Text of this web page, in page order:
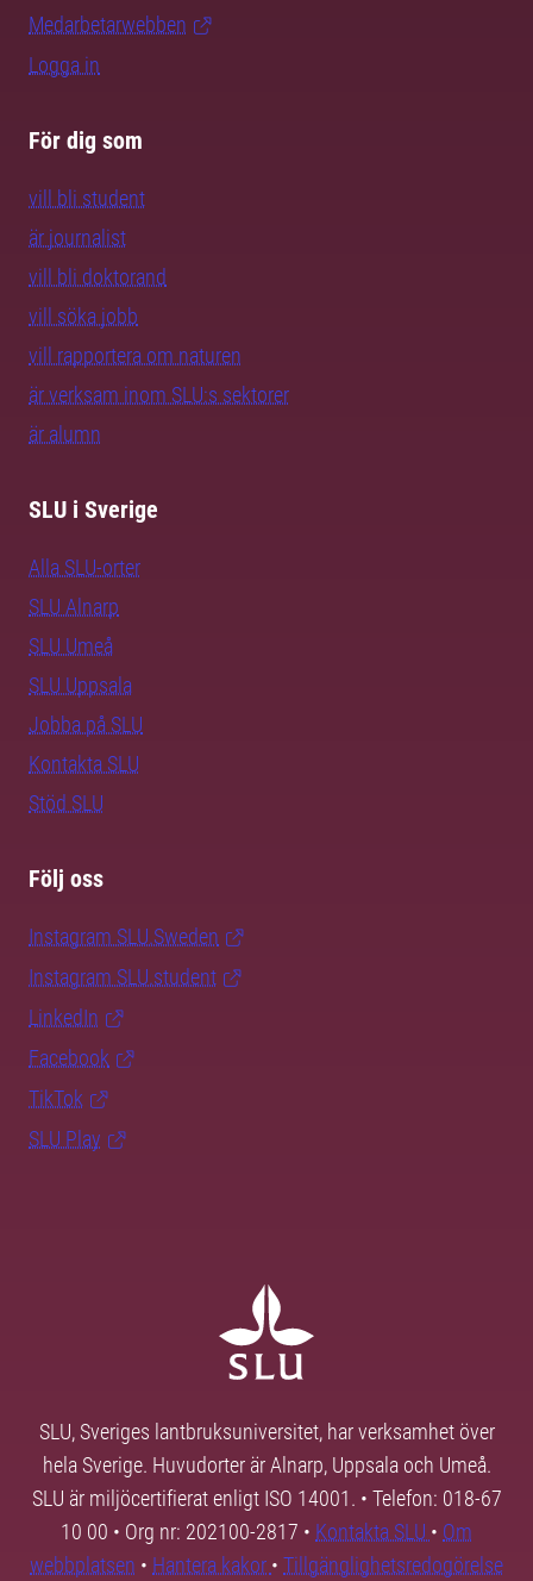
Medarbetarwebben
Logga in
För dig som
vill bli student
är journalist
vill bli doktorand
vill söka jobb
vill rapportera om naturen
är verksam inom SLU:s sektorer
är alumn
SLU i Sverige
Alla SLU-orter
SLU Alnarp
SLU Umeå
SLU Uppsala
Jobba på SLU
Kontakta SLU
Stöd SLU
Följ oss
Instagram SLU.Sweden
Instagram SLU.student
LinkedIn
Facebook
TikTok
SLU Play
SLU, Sveriges lantbruksuniversitet, har verksamhet över
hela Sverige. Huvudorter är Alnarp, Uppsala och Umeå.
SLU är miljöcertifierat enligt ISO 14001. • Telefon: 018-67
10 00 • Org nr: 202100-2817 • Kontakta SLU • Om
webbplatsen • Hantera kakor • Tillgänglighetsredogörelse